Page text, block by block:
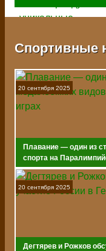
Спортивные
20 сентября 2025
Плавание — один из
спорта на
20 сентября 2025
Дегтярев и Рожков